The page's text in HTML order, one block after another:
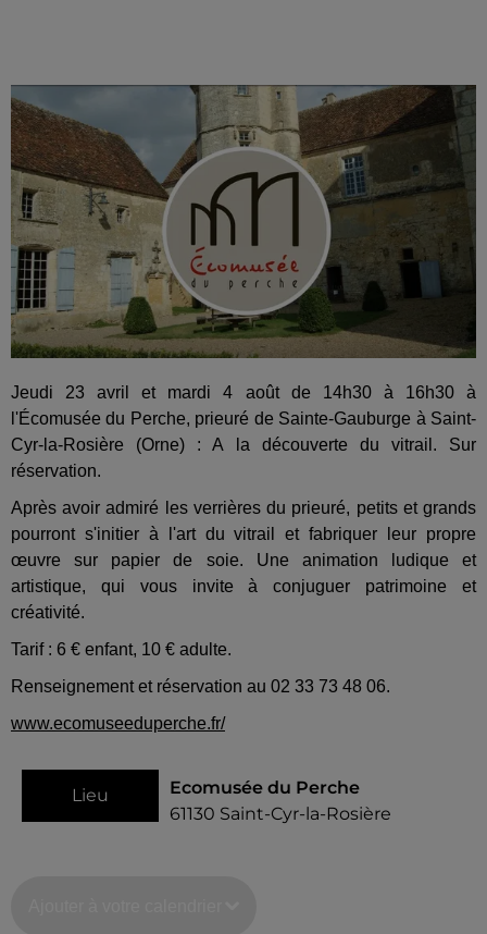
Jeudi 23 avril et mardi 4 août de 14h30 à 16h30 à
l'Écomusée du Perche, prieuré de Sainte-Gauburge à Saint-
Cyr-la-Rosière (Orne) : A la découverte du vitrail. Sur
réservation.
Après avoir admiré les verrières du prieuré, petits et grands
pourront s'initier à l'art du vitrail et fabriquer leur propre
œuvre sur papier de soie. Une animation ludique et
artistique, qui vous invite à conjuguer patrimoine et
créativité.
Tarif : 6 € enfant, 10 € adulte.
Renseignement et réservation au 02 33 73 48 06.
www.ecomuseeduperche.fr/
Lieu
Ecomusée du Perche
61130 Saint-Cyr-la-Rosière